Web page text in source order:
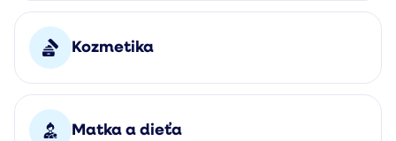
Kozmetika
Matka a dieťa